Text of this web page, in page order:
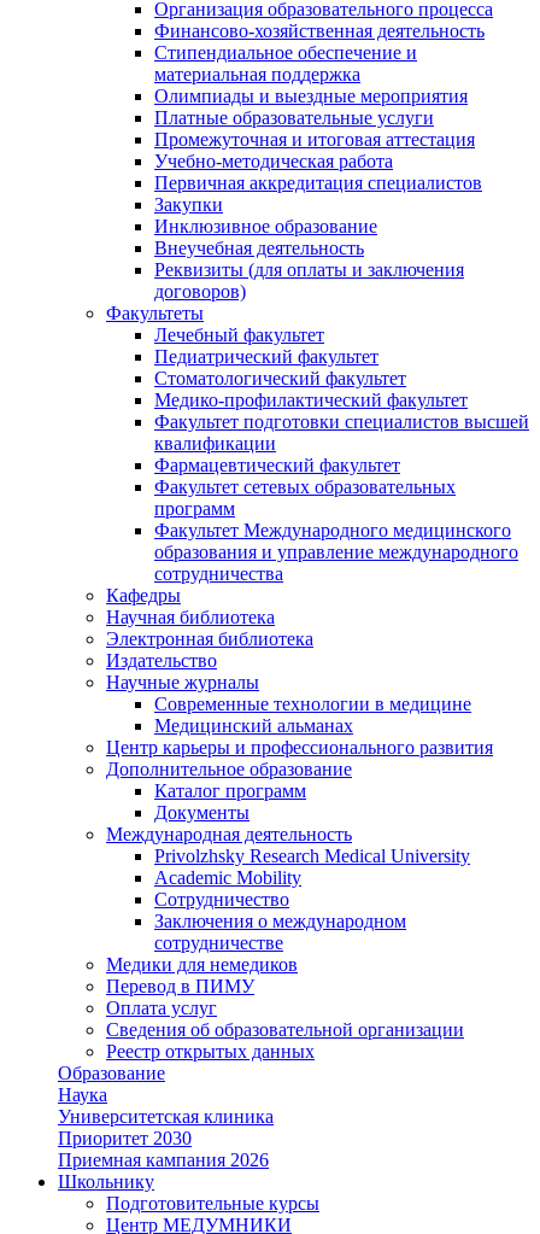
Организация образовательного процесса
Финансово-хозяйственная деятельность
Стипендиальное обеспечение и
материальная поддержка
Олимпиады и выездные мероприятия
Платные образовательные услуги
Промежуточная и итоговая аттестация
Учебно-методическая работа
Первичная аккредитация специалистов
Закупки
Инклюзивное образование
Внеучебная деятельность
Реквизиты (для оплаты и заключения
договоров)
Факультеты
Лечебный факультет
Педиатрический факультет
Стоматологический факультет
Медико-профилактический факультет
Факультет подготовки специалистов высшей
квалификации
Фармацевтический факультет
Факультет сетевых образовательных
программ
Факультет Международного медицинского
образования и управление международного
сотрудничества
Кафедры
Научная библиотека
Электронная библиотека
Издательство
Научные журналы
Современные технологии в медицине
Медицинский альманах
Центр карьеры и профессионального развития
Дополнительное образование
Каталог программ
Документы
Международная деятельность
Privolzhsky Research Medical University
Academic Mobility
Сотрудничество
Заключения о международном
сотрудничестве
Медики для немедиков
Перевод в ПИМУ
Оплата услуг
Сведения об образовательной организации
Реестр открытых данных
Образование
Наука
Университетская клиника
Приоритет 2030
Приемная кампания 2026
Школьнику
Подготовительные курсы
Центр МЕДУМНИКИ